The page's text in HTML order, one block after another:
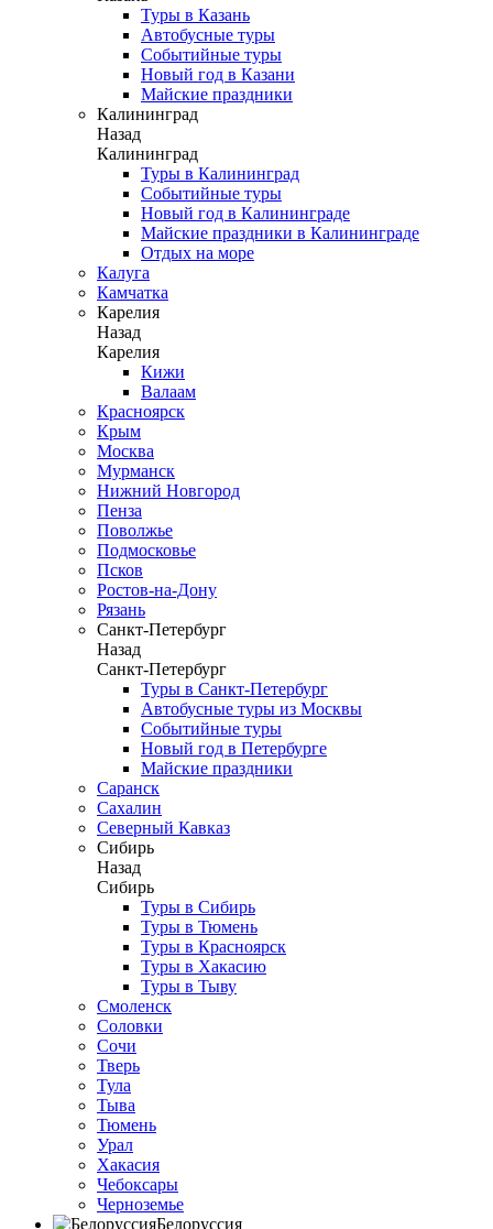
Туры в Казань
Автобусные туры
Событийные туры
Новый год в Казани
Майские праздники
Калининград
Назад
Калининград
Туры в Калининград
Событийные туры
Новый год в Калининграде
Майские праздники в Калининграде
Отдых на море
Калуга
Камчатка
Карелия
Назад
Карелия
Кижи
Валаам
Красноярск
Крым
Москва
Мурманск
Нижний Новгород
Пенза
Поволжье
Подмосковье
Псков
Ростов-на-Дону
Рязань
Санкт-Петербург
Назад
Санкт-Петербург
Туры в Санкт-Петербург
Автобусные туры из Москвы
Событийные туры
Новый год в Петербурге
Майские праздники
Саранск
Сахалин
Северный Кавказ
Сибирь
Назад
Сибирь
Туры в Сибирь
Туры в Тюмень
Туры в Красноярск
Туры в Хакасию
Туры в Тыву
Смоленск
Соловки
Сочи
Тверь
Тула
Тыва
Тюмень
Урал
Хакасия
Чебоксары
Черноземье
Белоруссия